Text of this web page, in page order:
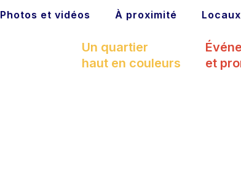
Photos et vidéos À proximité
Un quartier
haut en couleurs
et